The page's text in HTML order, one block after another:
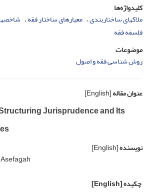
کلیدواژه‌ها
ملاک­های ساختاربندی معیارهای ساختار فقه
فلسفه فقه
موضوعات
روش شناسی فقه و اصول
عنوان مقاله[English]
Jurisprudence and Its
نویسنده[English]
چکیده[English]